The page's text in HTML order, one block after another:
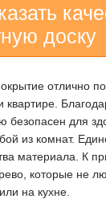
доску
отлично
безопасен для
из комнат.
материала. К
которые не
на кухне.